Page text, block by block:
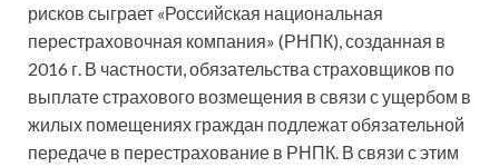
рисков сыграет «Российская национальная
перестраховочная компания» (РНПК), созданная в
2016 г. В частности, обязательства страховщиков по
выплате страхового возмещения в связи с ущербом в
жилых помещениях граждан подлежат обязательной
передаче в перестрахование в РНПК. В связи с этим